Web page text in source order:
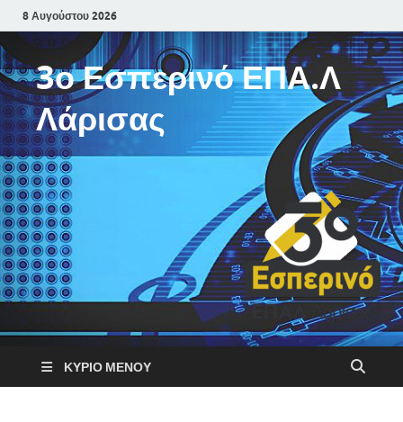
8 Αυγούστου 2026
3ο Εσπερινό ΕΠΑ.Λ
Λάρισας
ΚΎΡΙΟ ΜΕΝΟΎ